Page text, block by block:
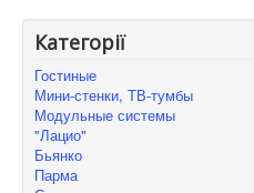
Категорії
Гостиные
Мини-стенки, ТВ-тумбы
Модульные системы
"Лацио"
Бьянко
Парма